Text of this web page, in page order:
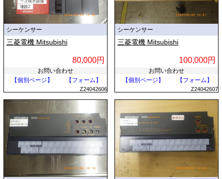
シーケンサー
三菱電機 Mitsubishi
80,000円
お問い合わせ
【個別ページ】
【フォーム】
Z24042606
シーケンサー
三菱電機 Mitsubishi
100,000円
お問い合わせ
【個別ページ】
【フォーム】
Z24042607